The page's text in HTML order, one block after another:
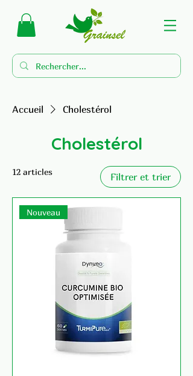
Accueil Cholestérol
Cholestérol
12 articles Filtrer et trier
Nouveau